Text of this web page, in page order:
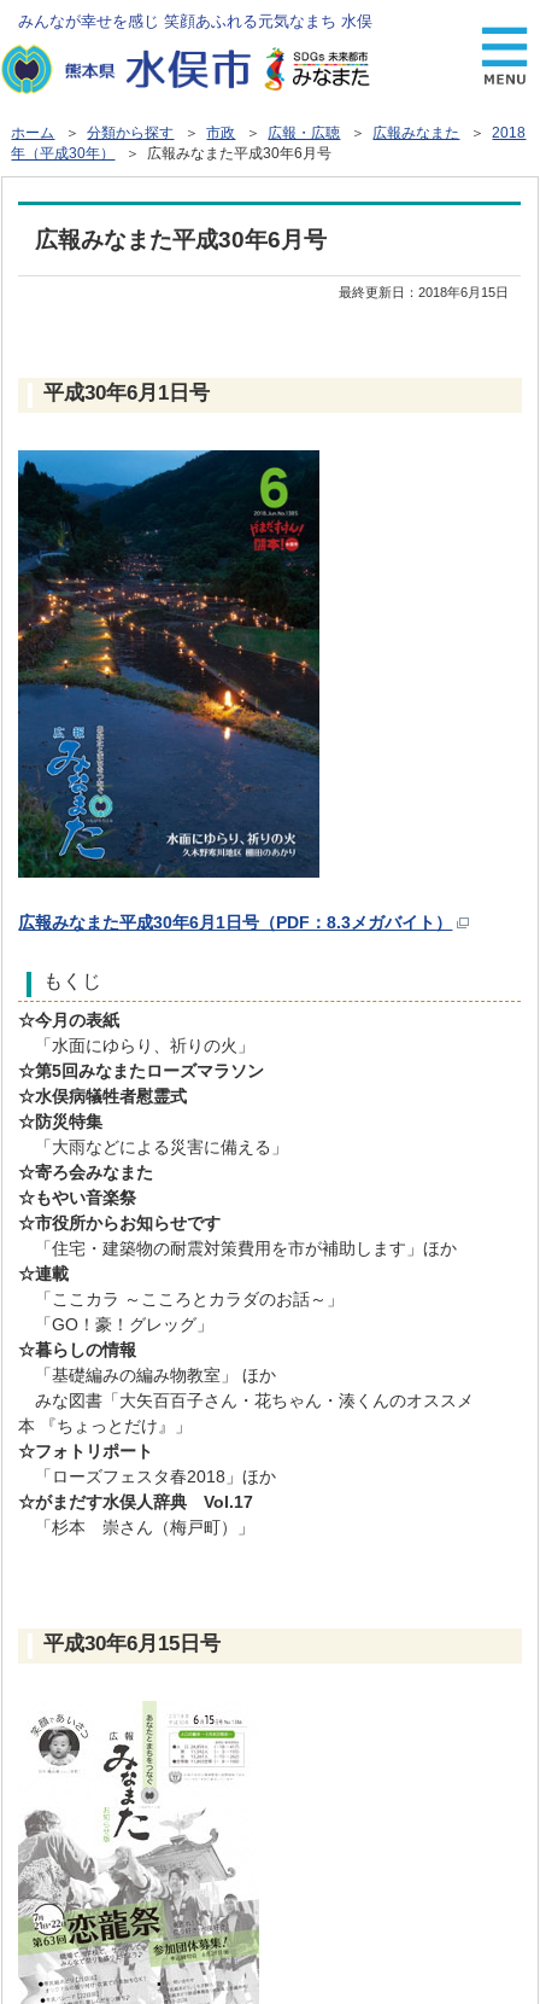
みんなが幸せを感じ 笑顔あふれる元気なまち 水俣
ホーム ＞分類から探す ＞市政 ＞ 広報・広聴 ＞ 広報みなまた ＞2018
年（平成30年）
＞ 広報みなまた平成30年6月号
広報みなまた平成30年6月号
最終更新日：2018年6月15日
平成30年6月1日号
広報みなまた平成30年6月1日号（PDF：8.3メガバイト）
もくじ
☆今月の表紙
「水面にゆらり、祈りの火」
☆第5回みなまたローズマラソン
☆水俣病犠牲者慰霊式
☆防災特集
「大雨などによる災害に備える」
☆寄ろ会みなまた
☆もやい音楽祭
☆市役所からお知らせです
「住宅・建築物の耐震対策費用を市が補助します」ほか
☆連載
「ここカラ ～こころとカラダのお話～」
「GO！豪！グレッグ」
☆暮らしの情報
「基礎編みの編み物教室」 ほか
みな図書「大矢百百子さん・花ちゃん・湊くんのオススメ
本 『ちょっとだけ』」
☆フォトリポート
「ローズフェスタ春2018」ほか
☆がまだす水俣人辞典 Vol.17
「杉本 崇さん（梅戸町）」
平成30年6月15日号